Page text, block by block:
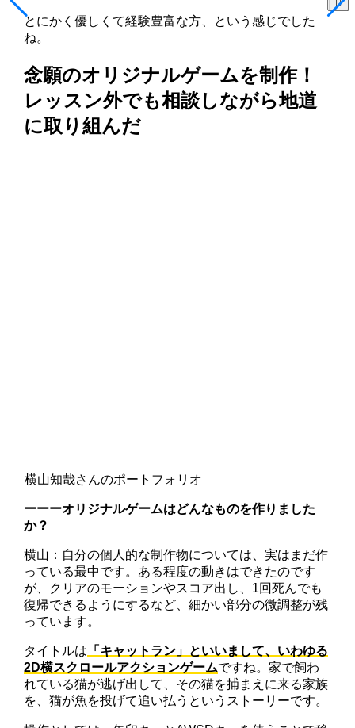
とにかく優しくて経験豊富な方、という感じでした
ね。
念願のオリジナルゲームを制作！
レッスン外でも相談しながら地道
に取り組んだ
横山知哉さんのポートフォリオ
ーーーオリジナルゲームはどんなものを作りました
か？
横山：自分の個人的な制作物については、実はまだ作
っている最中です。ある程度の動きはできたのです
が、クリアのモーションやスコア出し、1回死んでも
復帰できるようにするなど、細かい部分の微調整が残
っています。
タイトルは 「キャットラン」といいまして、いわゆる
2D横スクロールアクションゲームですね。家で飼わ
れている猫が逃げ出して、その猫を捕まえに来る家族
を、猫が魚を投げて追い払うというストーリーです。